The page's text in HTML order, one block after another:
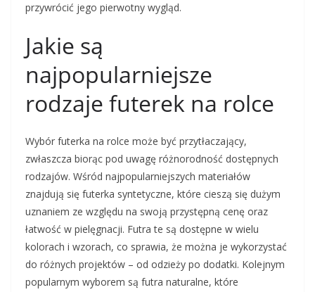
przywrócić jego pierwotny wygląd.
Jakie są
najpopularniejsze
rodzaje futerek na rolce
Wybór futerka na rolce może być przytłaczający,
zwłaszcza biorąc pod uwagę różnorodność dostępnych
rodzajów. Wśród najpopularniejszych materiałów
znajdują się futerka syntetyczne, które cieszą się dużym
uznaniem ze względu na swoją przystępną cenę oraz
łatwość w pielęgnacji. Futra te są dostępne w wielu
kolorach i wzorach, co sprawia, że można je wykorzystać
do różnych projektów – od odzieży po dodatki. Kolejnym
popularnym wyborem są futra naturalne, które